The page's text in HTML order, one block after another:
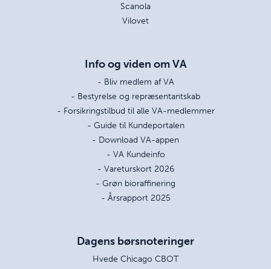
Scanola
Vilovet
Info og viden om VA
- Bliv medlem af VA
- Bestyrelse og repræsentantskab
- Forsikringstilbud til alle VA-medlemmer
- Guide til Kundeportalen
- Download VA-appen
- VA Kundeinfo
- Vareturskort 2026
- Grøn bioraffinering
- Årsrapport 2025
Dagens børsnoteringer
Hvede Chicago CBOT